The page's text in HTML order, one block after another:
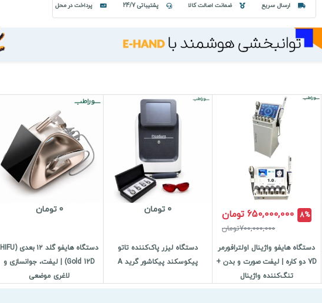
ارسال سریع ضمانت اصالت کالا پشتیباتی 24/7 پرداخت در محل
8% 650,000,000 تومان
700,000,000تومان
دستگاه هایفو واژینال اولترافورمر
7D دو کاره | لیفت صورت و بدن +
تنگ‌کننده واژینال
0 تومان
دستگاه لیزر پاک‌کننده تاتو
پیکوسکند پیکاشور گرید A
0 تومان
دستگاه هایفو گلد ۱۲ بعدی (HIFU
Gold 12D) | لیفت، جوانسازی و
لاغری موضعی